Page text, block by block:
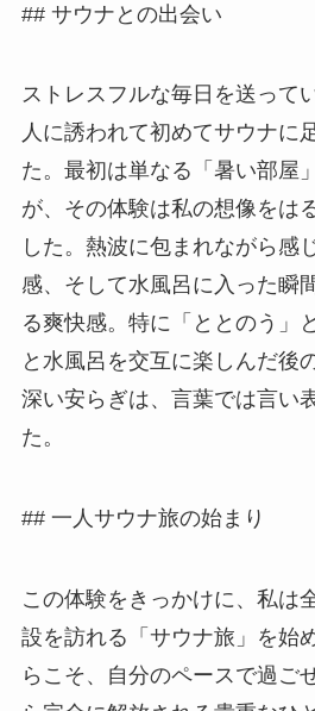
## サウナとの出会い
ストレスフルな毎日を送って
人に誘われて初めてサウナに
た。最初は単なる「暑い部屋
が、その体験は私の想像をは
した。熱波に包まれながら感
感、そして水風呂に入った瞬
る爽快感。特に「ととのう」
と水風呂を交互に楽しんだ後
深い安らぎは、言葉では言い
た。
## 一人サウナ旅の始まり
この体験をきっかけに、私は
設を訪れる「サウナ旅」を始
らこそ、自分のペースで過ご